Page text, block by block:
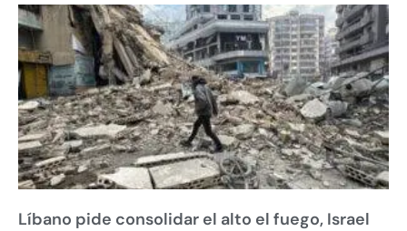
Líbano pide consolidar el alto el fuego, Israel